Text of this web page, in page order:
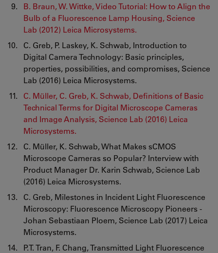
B. Braun, W. Wittke, Video Tutorial: How to Align the
Bulb of a Fluorescence Lamp Housing, Science
Lab (2012) Leica Microsystems.
C. Greb, P. Laskey, K. Schwab, Introduction to
Digital Camera Technology: Basic principles,
properties, possibilities, and compromises, Science
Lab (2016) Leica Microsystems.
C. Müller, C. Greb, K. Schwab, Definitions of Basic
Technical Terms for Digital Microscope Cameras
and Image Analysis, Science Lab (2016) Leica
Microsystems.
C. Müller, K. Schwab, What Makes sCMOS
Microscope Cameras so Popular? Interview with
Product Manager Dr. Karin Schwab, Science Lab
(2016) Leica Microsystems.
C. Greb, Milestones in Incident Light Fluorescence
Microscopy: Fluorescence Microscopy Pioneers -
Johan Sebastiaan Ploem, Science Lab (2017) Leica
Microsystems.
P.T. Tran, F. Chang, Transmitted Light Fluorescence